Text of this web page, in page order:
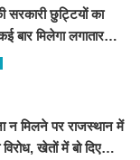
सरकारी छुट्टियों का
मिलेगा लगातार
न मिलने पर राजस्थान में
खेतों में बो दिए